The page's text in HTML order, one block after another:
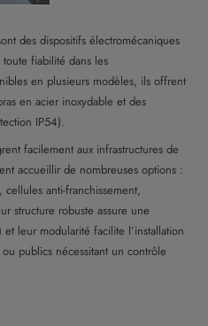
des dispositifs électromécaniques
fiabilité dans les
en plusieurs modèles, ils offrent
en acier inoxydable et des
IP54).
facilement aux infrastructures de
accueillir de nombreuses options :
cellules anti-franchissement,
structure robuste assure une
leur modularité facilite l’installation
publics nécessitant un contrôle